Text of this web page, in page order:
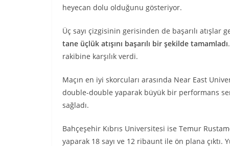
heyecan dolu olduğunu gösteriyor.
Üç sayı çizgisinin gerisinden de başarılı atışlar
tane üçlük atışını başarılı bir şekilde tamamladı
rakibine karşılık verdi.
Maçın en iyi skorcuları arasında Near East
double-double yaparak büyük bir performans
sağladı.
Bahçeşehir Kıbrıs Universitesi ise Temur
yaparak 18 sayı ve 12 ribaunt ile ön plana çıktı.